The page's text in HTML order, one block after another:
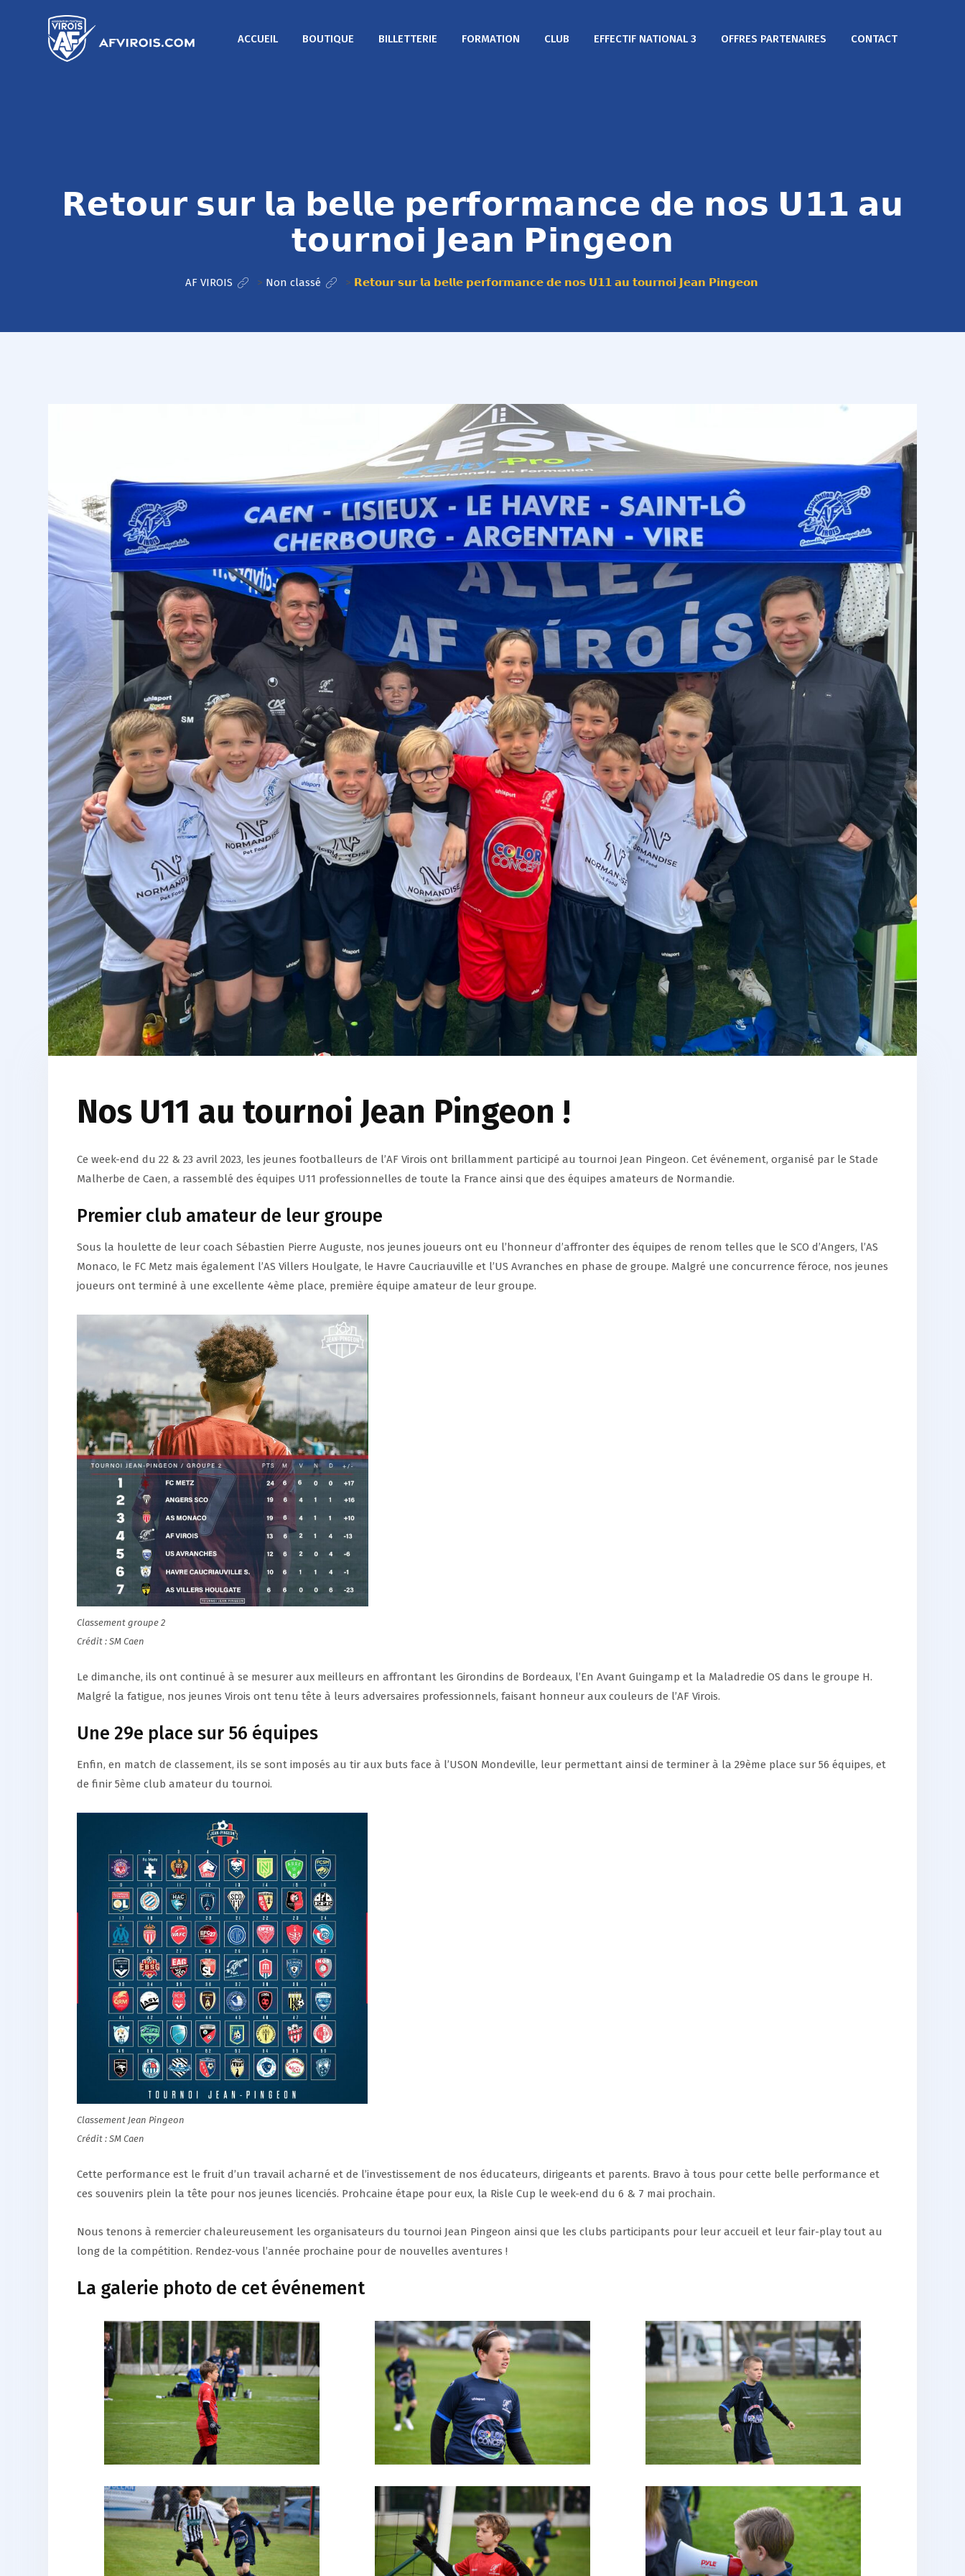
ACCUEIL BOUTIQUE BILLETTERIE FORMATION CLUB EFFECTIF NATIONAL 3 OFFRES PARTENAIRES CONTACT
𝗥𝗲𝘁𝗼𝘂𝗿 𝘀𝘂𝗿 𝗹𝗮 𝗯𝗲𝗹𝗹𝗲 𝗽𝗲𝗿𝗳𝗼𝗿𝗺𝗮𝗻𝗰𝗲 𝗱𝗲 𝗻𝗼𝘀 𝗨𝟭𝟭 𝗮𝘂
𝘁𝗼𝘂𝗿𝗻𝗼𝗶 𝗝𝗲𝗮𝗻 𝗣𝗶𝗻𝗴𝗲𝗼𝗻
AF VIROIS > Non classé > 𝗥𝗲𝘁𝗼𝘂𝗿 𝘀𝘂𝗿 𝗹𝗮 𝗯𝗲𝗹𝗹𝗲 𝗽𝗲𝗿𝗳𝗼𝗿𝗺𝗮𝗻𝗰𝗲 𝗱𝗲 𝗻𝗼𝘀 𝗨𝟭𝟭 𝗮𝘂 𝘁𝗼𝘂𝗿𝗻𝗼𝗶 𝗝𝗲𝗮𝗻 𝗣𝗶𝗻𝗴𝗲𝗼𝗻
Nos U11 au tournoi Jean Pingeon !
Ce week-end du 22 & 23 avril 2023, les jeunes footballeurs de l’AF Virois ont brillamment participé au tournoi Jean Pingeon. Cet événement, organisé par le Stade
Malherbe de Caen, a rassemblé des équipes U11 professionnelles de toute la France ainsi que des équipes amateurs de Normandie.
Premier club amateur de leur groupe
Sous la houlette de leur coach Sébastien Pierre Auguste, nos jeunes joueurs ont eu l’honneur d’affronter des équipes de renom telles que le SCO d’Angers, l’AS
Monaco, le FC Metz mais également l’AS Villers Houlgate, le Havre Caucriauville et l’US Avranches en phase de groupe. Malgré une concurrence féroce, nos jeunes
joueurs ont terminé à une excellente 4ème place, première équipe amateur de leur groupe.
Classement groupe 2
Crédit : SM Caen
Le dimanche, ils ont continué à se mesurer aux meilleurs en affrontant les Girondins de Bordeaux, l’En Avant Guingamp et la Maladredie OS dans le groupe H.
Malgré la fatigue, nos jeunes Virois ont tenu tête à leurs adversaires professionnels, faisant honneur aux couleurs de l’AF Virois.
Une 29e place sur 56 équipes
Enfin, en match de classement, ils se sont imposés au tir aux buts face à l’USON Mondeville, leur permettant ainsi de terminer à la 29ème place sur 56 équipes, et
de finir 5ème club amateur du tournoi.
Classement Jean Pingeon
Crédit : SM Caen
Cette performance est le fruit d’un travail acharné et de l’investissement de nos éducateurs, dirigeants et parents. Bravo à tous pour cette belle performance et
ces souvenirs plein la tête pour nos jeunes licenciés. Prohcaine étape pour eux, la Risle Cup le week-end du 6 & 7 mai prochain.
Nous tenons à remercier chaleureusement les organisateurs du tournoi Jean Pingeon ainsi que les clubs participants pour leur accueil et leur fair-play tout au
long de la compétition. Rendez-vous l’année prochaine pour de nouvelles aventures !
La galerie photo de cet événement